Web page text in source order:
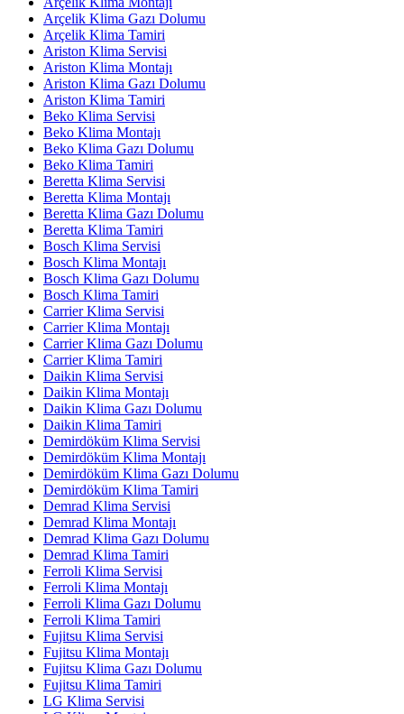
Arçelik Klima Gazı Dolumu
Arçelik Klima Tamiri
Ariston Klima Servisi
Ariston Klima Montajı
Ariston Klima Gazı Dolumu
Ariston Klima Tamiri
Beko Klima Servisi
Beko Klima Montajı
Beko Klima Gazı Dolumu
Beko Klima Tamiri
Beretta Klima Servisi
Beretta Klima Montajı
Beretta Klima Gazı Dolumu
Beretta Klima Tamiri
Bosch Klima Servisi
Bosch Klima Montajı
Bosch Klima Gazı Dolumu
Bosch Klima Tamiri
Carrier Klima Servisi
Carrier Klima Montajı
Carrier Klima Gazı Dolumu
Carrier Klima Tamiri
Daikin Klima Servisi
Daikin Klima Montajı
Daikin Klima Gazı Dolumu
Daikin Klima Tamiri
Demirdöküm Klima Servisi
Demirdöküm Klima Montajı
Demirdöküm Klima Gazı Dolumu
Demirdöküm Klima Tamiri
Demrad Klima Servisi
Demrad Klima Montajı
Demrad Klima Gazı Dolumu
Demrad Klima Tamiri
Ferroli Klima Servisi
Ferroli Klima Montajı
Ferroli Klima Gazı Dolumu
Ferroli Klima Tamiri
Fujitsu Klima Servisi
Fujitsu Klima Montajı
Fujitsu Klima Gazı Dolumu
Fujitsu Klima Tamiri
LG Klima Servisi